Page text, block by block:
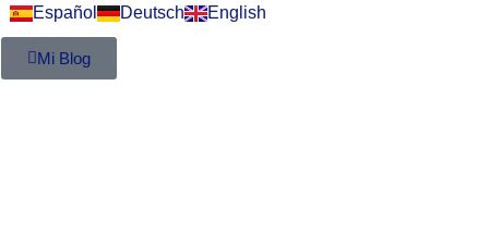
Español Deutsch English
Mi Blog